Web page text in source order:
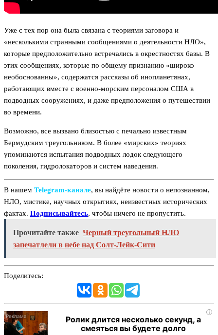
Уже с тех пор она была связана с теориями заговора и
«несколькими странными сообщениями о деятельности НЛО»,
которые предположительно встречались в окрестностях базы. В
этих сообщениях, которые по общему признанию «широко
необоснованны», содержатся рассказы об инопланетянах,
работающих вместе с военно-морским персоналом США в
подводных сооружениях, и даже предположения о путешествии
во времени.
Возможно, все вызвано близостью с печально известным
Бермудским треугольником. В более «мирских» теориях
упоминаются испытания подводных лодок следующего
поколения, гидролокаторов и систем наведения.
В нашем Telegram‑канале, вы найдёте новости о непознанном,
НЛО, мистике, научных открытиях, неизвестных исторических
фактах. Подписывайтесь, чтобы ничего не пропустить.
Прочитайте также Черный треугольный НЛО
запечатлели в небе над Солт-Лейк-Сити
Поделитесь:
i
Ролик длится несколько секунд, а
смеяться вы будете долго